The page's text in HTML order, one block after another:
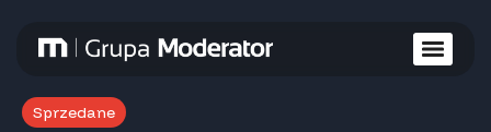
Sprzedane